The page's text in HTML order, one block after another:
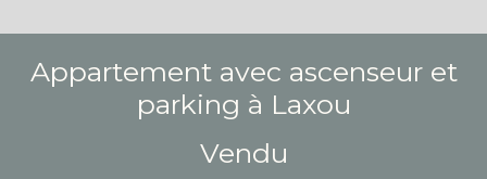
Appartement avec ascenseur et
parking à Laxou
Vendu